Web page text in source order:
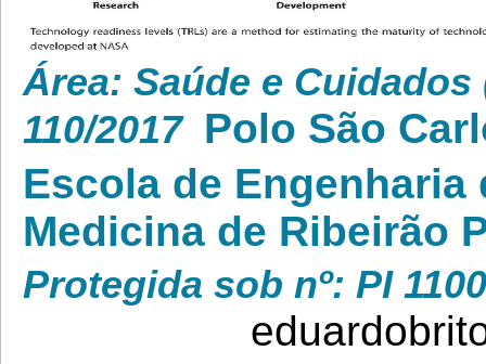
Área: Saúde e
110/2017 Polo São
Escola de Engenharia
Medicina de Ribeirão
Protegida sob nº: PI